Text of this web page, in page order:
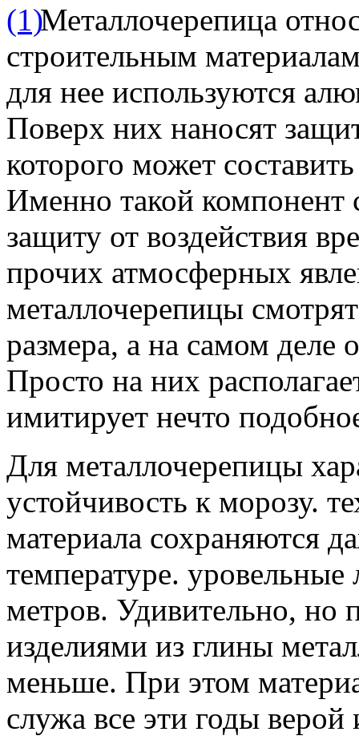
Металлочерепица
строительным
для нее используются
Поверх них наносят
которого может
Именно такой компонент
защиту от воздействия
прочих атмосферных
металлочерепицы
размера, а на самом деле
Просто на них
имитирует нечто
Для металлочерепицы
устойчивость к морозу.
материала сохраняются
температуре.
метров. Удивительно, но
изделиями из глины
меньше. При этом
служа все эти годы верой